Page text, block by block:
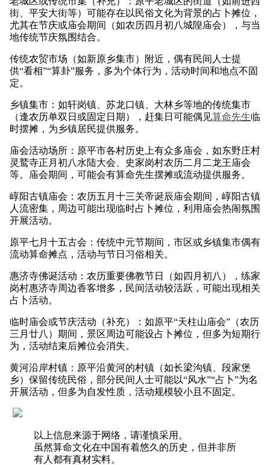
街、平安大街等）可能存在以民俗文化为背景的占卜摊位，
尤其在节庆或庙会期间（如农历四月初八城隍庙会），与当
地传统节庆氛围结合。
传统农贸市场（如新原乡集市）附近，偶有民间人士提
供“看相”“算卦”服务，多为个体行为，活动时间和地点不固
定。
乡镇集市：如轩岗镇、苏龙口镇、大林乡等地的传统集市
（逢农历单双日或固定日期），赶集日可能偶见算命先生临
时摆摊，为乡镇居民提供服务。
庙会活动场所：原平市各村历史上有众多庙会，如东野庄村
灵鹫寺正月初八水陆大会、史家岗村农历二月二龙王庙会
等。庙会期间，可能会有算命先生摆摊或流动提供服务。
崞阳古镇庙会：农历五月十三关帝诞辰庙会期间，崞阳古镇
人流密集，周边可能出现临时占卜摊位，利用庙会热闹氛围
开展活动。
原平七月十五古会：传统中元节期间，市区或乡镇集市偶有
流动算命摊点，活动与节日习俗相关。
惠济寺佛诞活动：农历重要佛教节日（如四月初八），练家
岗村惠济寺周边香客增多，民间活动较活跃，可能出现相关
占卜活动。
临时庙会或节庆活动（补充）：如原平“天柱山庙会”（农历
三月廿八）期间，景区周边可能设占卜摊位，但多为短期行
为，活动结束后摊位会消失。
黄河沿岸村镇：原平沿黄河的村镇（如长梁沟镇、段家堡
乡）保留传统民俗，部分民间人士可能以“风水”“占卜”为名
开展活动，但多为自发性质，活动规模较小且不固定。
以上信息来源于网络，请谨慎采用。
虽然算命文化在中国有着悠久的历史，但并非所
有人都有真材实料。